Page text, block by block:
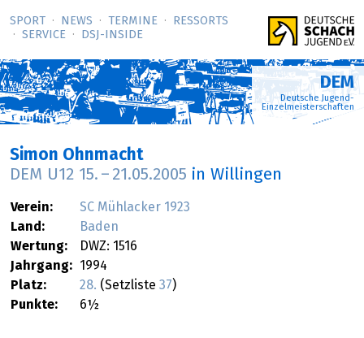
SPORT NEWS TERMINE
RESSORTS
SERVICE
DSJ-­INSIDE
DEM
Deutsche Jugend-
Einzelmeisterschaften
Simon Ohnmacht
DEM U12 15. – 21.05.2005 in Willingen
Verein:
SC Mühlacker 1923
Land:
Baden
Wertung:
DWZ: 1516
Jahrgang:
1994
Platz:
28. (Setzliste 37)
Punkte:
6½